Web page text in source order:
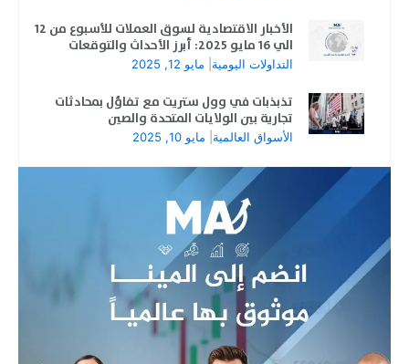
الأخبار الاقتصادية لسوق العملات للأسبوع من 12
الي 16 مايو 2025: أبرز الأحداث والتوقعات
التداولات اليومية مايو 12, 2025
تذبذبات في وول ستريت مع تفاؤل بمحادثات
تجارية بين الولايات المتحدة والصين
الأسواق العالمية مايو 10, 2025